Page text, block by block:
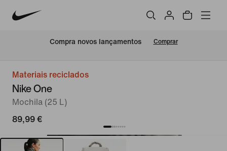
Compra novos lançamentos Comprar
Materiais reciclados
Nike One
Mochila (25 L)
89,99 €